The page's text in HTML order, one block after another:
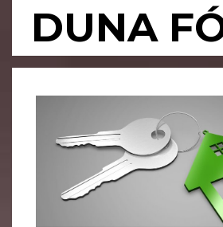
DUNA
Primary